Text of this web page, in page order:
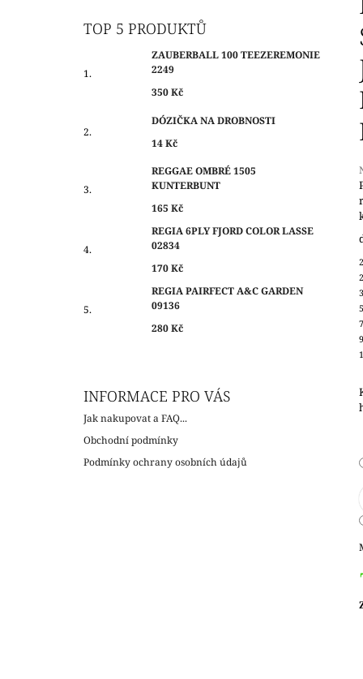
TOP 5 PRODUKTŮ
ZAUBERBALL 100 TEEZEREMONIE
2249
350 Kč
DÓZIČKA NA DROBNOSTI
14 Kč
REGGAE OMBRÉ 1505
KUNTERBUNT
165 Kč
REGIA 6PLY FJORD COLOR LASSE
02834
170 Kč
REGIA PAIRFECT A&C GARDEN
09136
280 Kč
INFORMACE PRO VÁS
Jak nakupovat a FAQ...
Obchodní podmínky
Podmínky ochrany osobních údajů
z
5